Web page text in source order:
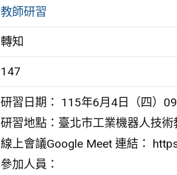
教師研習
轉知
147
研習日期： 115年6月4日（四）
研習地點：臺北市工業機器人技
線上會議Google Meet 連結：
參加人員：